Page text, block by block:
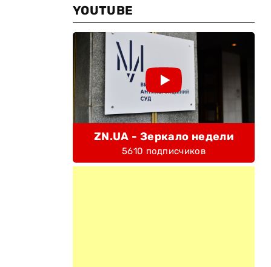
YOUTUBE
ZN.UA - Зеркало недели
5610 подписчиков